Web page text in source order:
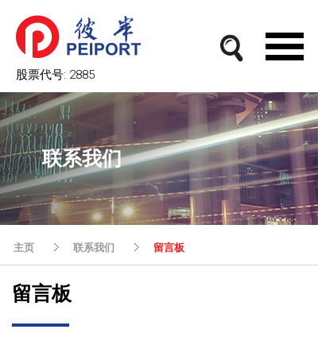
股票代号: 2885
联系我们
主页 联系我们 留言板
留言板